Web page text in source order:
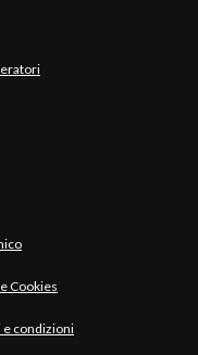
Cookies
e condizioni